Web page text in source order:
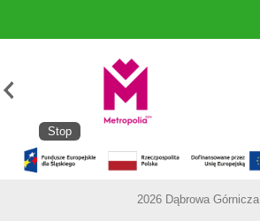
Stop
2026 Dąbrowa Górnicza